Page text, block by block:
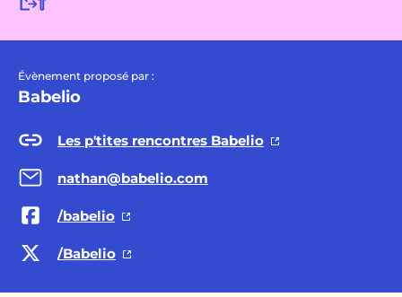
Évènement proposé par :
Babelio
Les p'tites rencontres Babelio
nathan@babelio.com
/babelio
/Babelio